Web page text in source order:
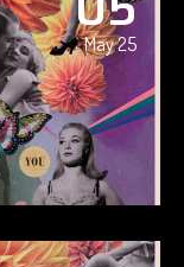
May 25